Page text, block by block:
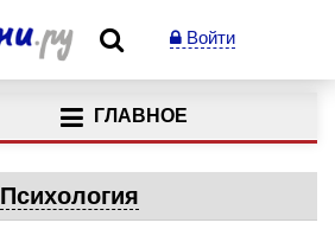
Войти
ГЛАВНОЕ
Психология